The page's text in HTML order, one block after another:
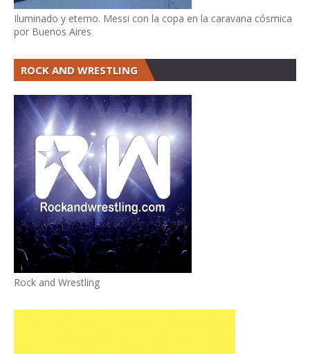
Iluminado y eterno. Messi con la copa en la caravana cósmica
por Buenos Aires
ROCK AND WRESTLING
Rock and Wrestling